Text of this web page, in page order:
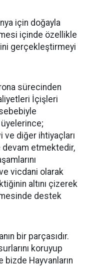
için doğayla
içinde özellikle
gerçekleştirmeyi
sürecinden
İçişleri
ve diğer ihtiyaçları
etmektedir,
vicdani olarak
altını çizerek
destek
bir parçasıdır.
koruyup
Hayvanların